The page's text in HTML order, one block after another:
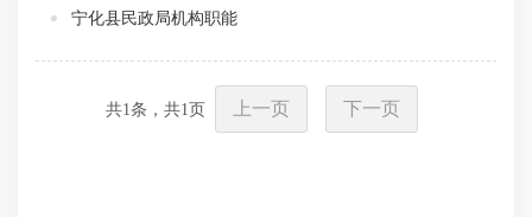
宁化县民政局机构职能
共1 条，共1 页 上一页 下一页